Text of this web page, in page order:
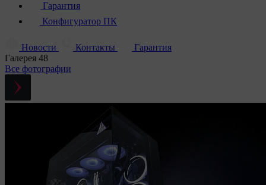
Гарантия
Конфигуратор ПК
Новости Контакты
Гарантия
Галерея 48
Все фотографии